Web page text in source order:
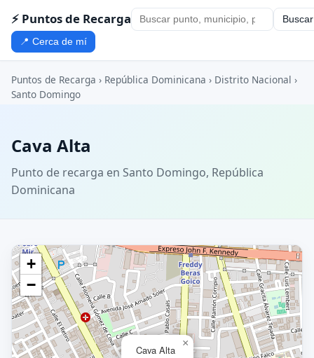
⚡ Puntos de Recarga Buscar
📍 Cerca de mí
Puntos de Recarga › República Dominicana › Distrito Nacional ›
Santo Domingo
Cava Alta
Punto de recarga en Santo Domingo, República
Dominicana
Cava Alta
×
+
−